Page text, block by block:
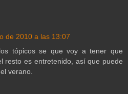
de 2010 a las 13:07
tópicos se que voy a tener que
resto es entretenido, así que puede
verano.